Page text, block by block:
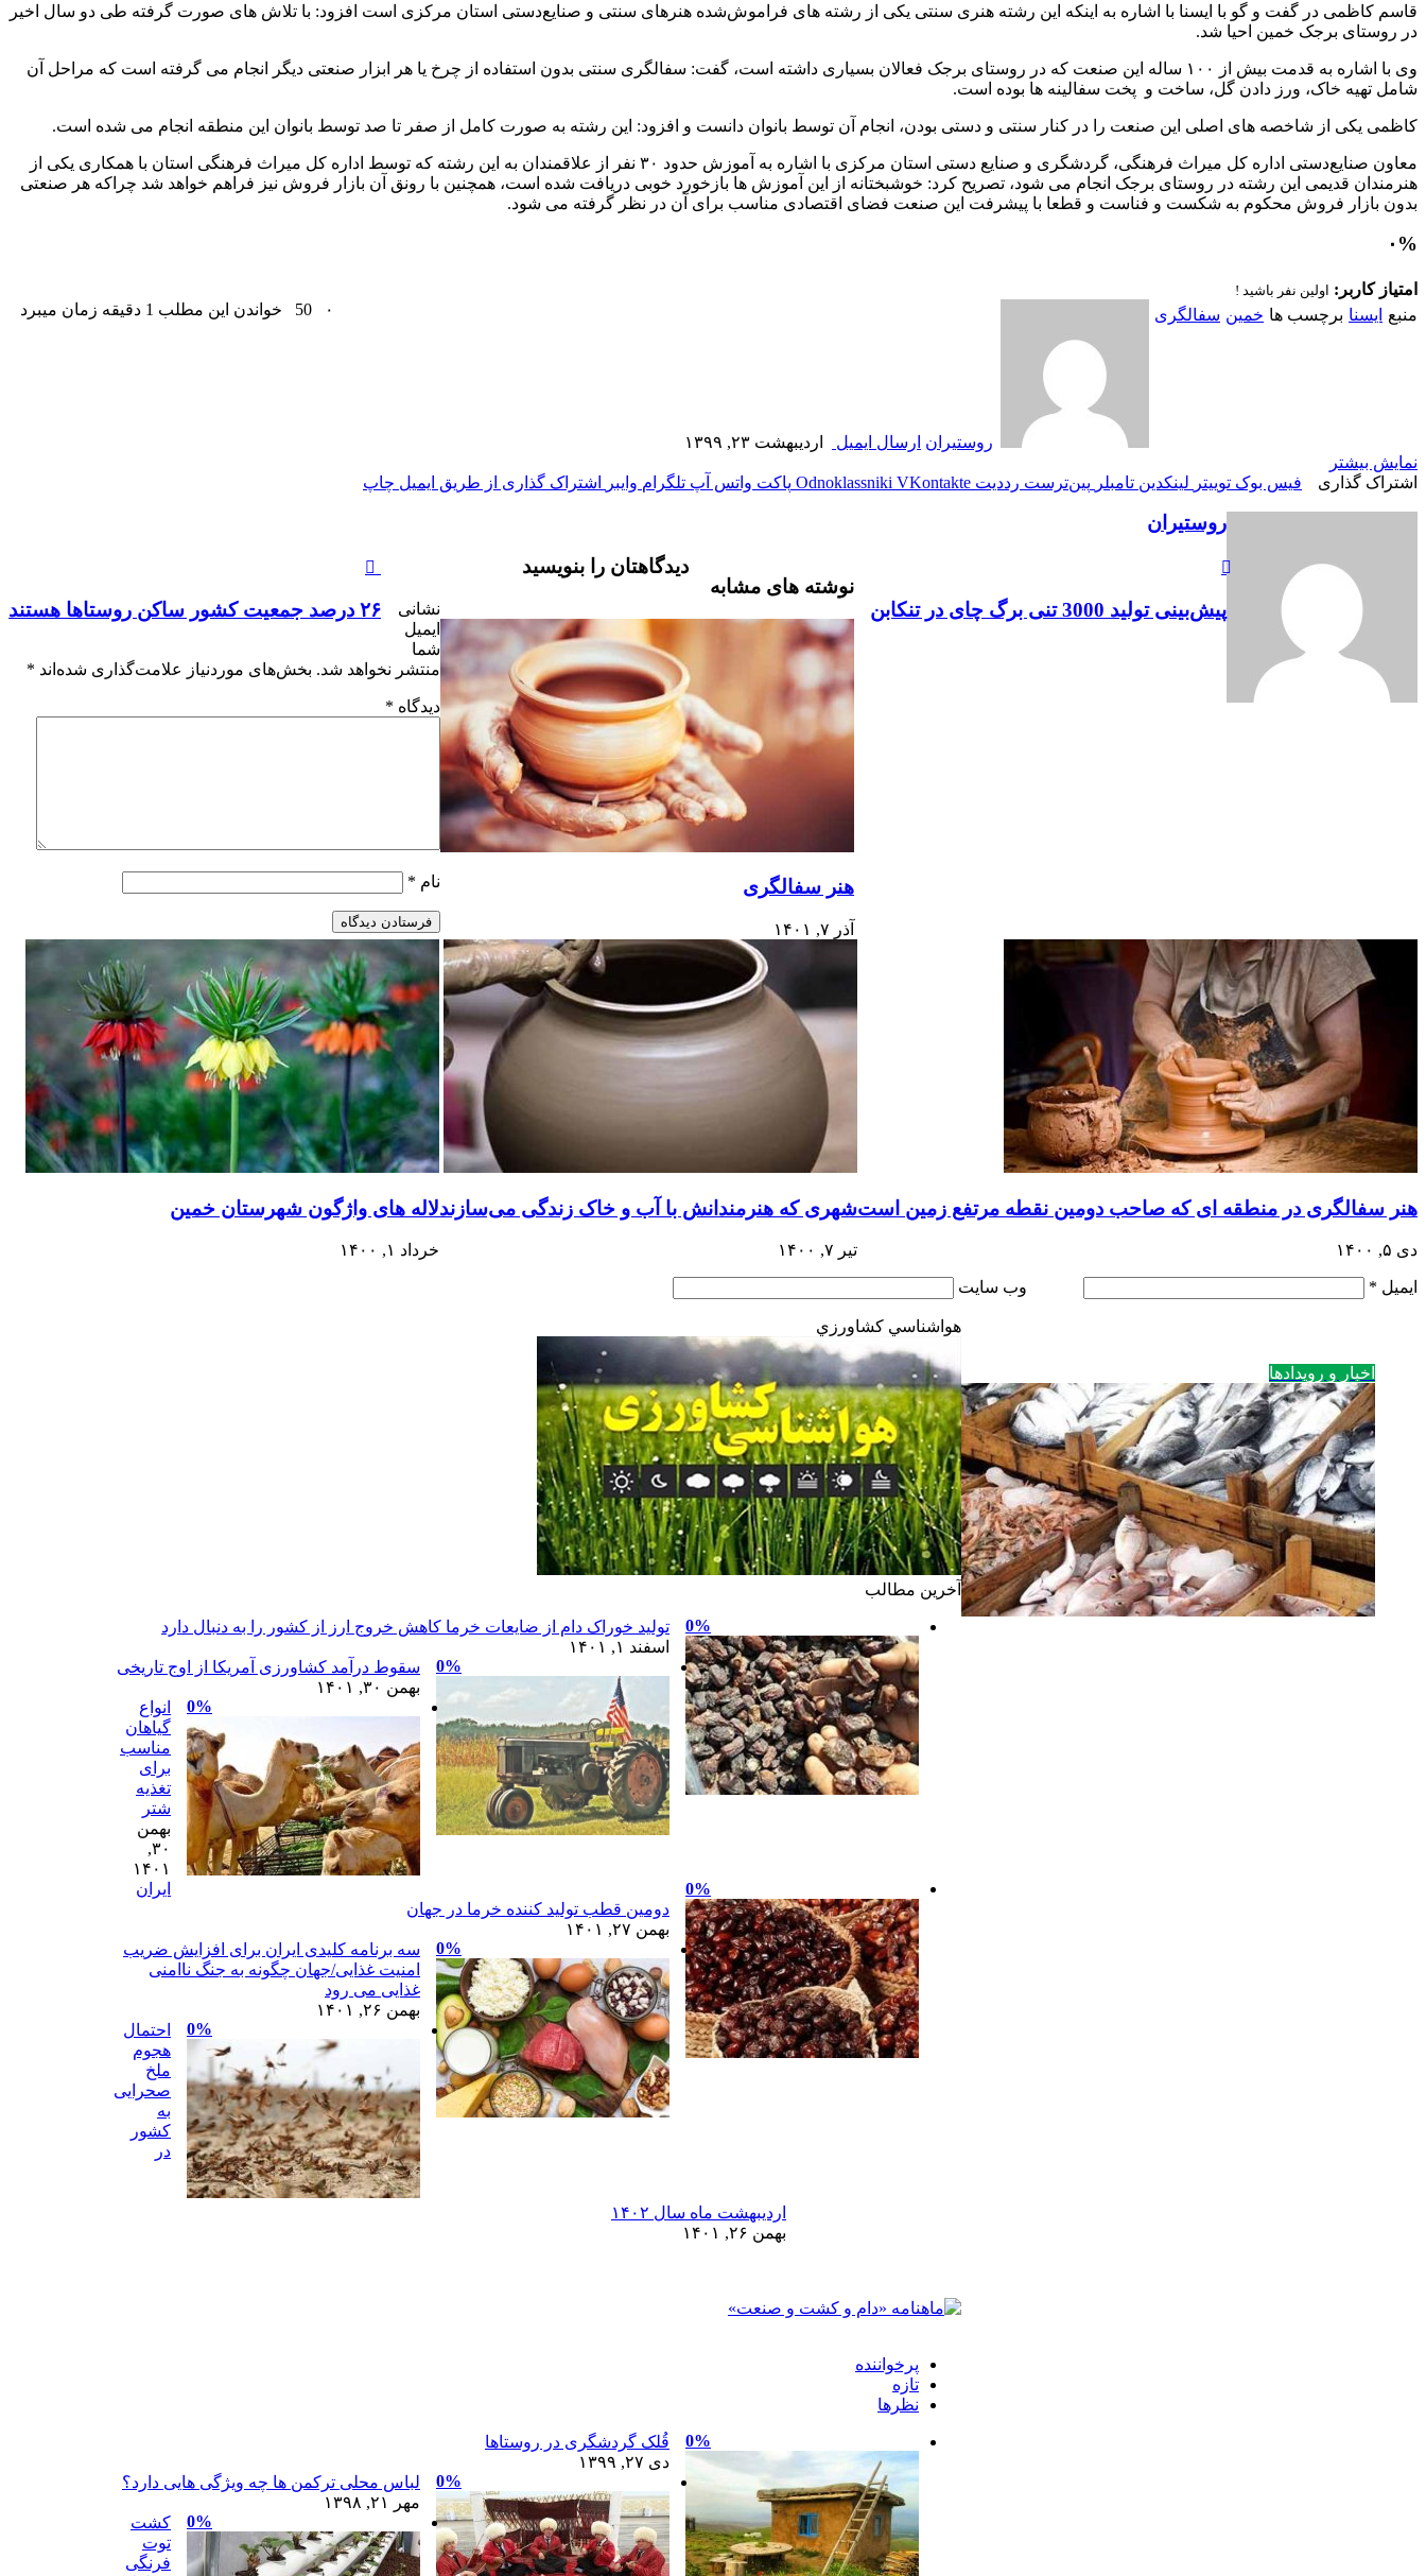
قاسم کاظمی در گفت و گو با ایسنا با اشاره به اینکه این رشته هنری سنتی یکی از رشته های فراموش‌شده هنرهای سنتی و صنایع‌دستی استان مرکزی است افزود: با تلاش های صورت گرفته طی دو سال اخیر
در روستای برجک خمین احیا شد.
وی با اشاره به قدمت بیش از ۱۰۰ ساله این صنعت که در روستای برجک فعالان بسیاری داشته است، گفت: سفالگری سنتی بدون استفاده از چرخ یا هر ابزار صنعتی دیگر انجام می گرفته است که مراحل آن
شامل تهیه خاک، ورز دادن گل، ساخت و پخت سفالینه ها بوده است.
کاظمی یکی از شاخصه های اصلی این صنعت را در کنار سنتی و دستی بودن، انجام آن توسط بانوان دانست و افزود: این رشته به صورت کامل از صفر تا صد توسط بانوان این منطقه انجام می شده است.
معاون صنایع‌دستی اداره کل میراث فرهنگی، گردشگری و صنایع دستی استان مرکزی با اشاره به آموزش حدود ۳۰ نفر از علاقمندان به این رشته که توسط اداره کل میراث فرهنگی استان با همکاری یکی از
هنرمندان قدیمی این رشته در روستای برجک انجام می شود، تصریح کرد: خوشبختانه از این آموزش ها بازخورد خوبی دریافت شده است، همچنین با رونق آن بازار فروش نیز فراهم خواهد شد چراکه هر صنعتی
بدون بازار فروش محکوم به شکست و فناست و قطعا با پیشرفت این صنعت فضای اقتصادی مناسب برای آن در نظر گرفته می شود.
۰ %
امتیاز کاربر: اولین نفر باشید !
منبع ایسنا برچسب ها خمین سفالگری
روستیران ارسال ایمیل اردیبهشت ۲۳, ۱۳۹۹
۰ خواندن این مطلب 1 دقیقه زمان میبرد
نمایش بیشتر
اشتراک گذاری
فیس بوک توییتر لینکدین ‫تامبلر ‫پین‌ترست ‫رددیت ‫VKontakte
‫Odnoklassniki پاکت واتس آپ تلگرام وایبر اشتراک گذاری از طریق ایمیل چاپ
روستیران
پیش‌بینی تولید 3000 تنی برگ چای در تنکابن ۲۶ درصد جمعیت کشور ساکن روستاها هستند
نوشته های مشابه
هنر سفالگری
آذر ۷, ۱۴۰۱
هنر سفالگری در منطقه ای که صاحب دومین نقطه مرتفع زمین است
دی ۵, ۱۴۰۰
شهری که هنرمندانش با آب و خاک زندگی می‌سازند
تیر ۷, ۱۴۰۰
لاله های واژگون شهرستان خمین
خرداد ۱, ۱۴۰۰
دیدگاهتان را بنویسید
نشانی
ایمیل
شما
منتشر نخواهد شد. بخش‌های موردنیاز علامت‌گذاری شده‌اند *
دیدگاه *
نام *
ایمیل * وب‌ سایت
اخبار و رویدادها
هواشناسي كشاورزي
آخرين مطالب
0%
تولید خوراک دام از ضایعات خرما کاهش خروج ارز از کشور را به دنبال دارد
اسفند ۱, ۱۴۰۱
0%
سقوط درآمد کشاورزی آمریکا از اوج تاریخی
بهمن ۳۰, ۱۴۰۱
0%
انواع
گیاهان
مناسب
برای
تغذیه
شتر
بهمن
۳۰,
۱۴۰۱
0%
ایران
دومین قطب تولید کننده خرما در جهان
بهمن ۲۷, ۱۴۰۱
0%
سه برنامه کلیدی ایران برای افزایش ضریب
امنیت غذایی/جهان چگونه به جنگ ناامنی
غذایی می رود
بهمن ۲۶, ۱۴۰۱
0%
احتمال
هجوم
ملخ
صحرایی
به
کشور
در
اردیبهشت ماه سال ۱۴۰۲
بهمن ۲۶, ۱۴۰۱
پرخواننده
تازه
نظرها
0%
قُلک گردشگری در روستاها
دی ۲۷, ۱۳۹۹
0%
لباس محلی ترکمن ها چه ویژگی هایی دارد؟
مهر ۲۱, ۱۳۹۸
0%
کشت
توت
فرنگی